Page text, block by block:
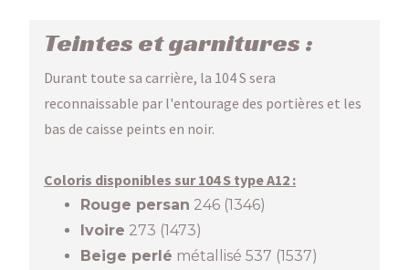
Teintes et garnitures :
Durant toute sa carrière, la 104 S sera
reconnaissable par l'entourage des portières et les
bas de caisse peints en noir.
Coloris disponibles sur 104 S type A12 :
Rouge persan 246 (1346)
Ivoire 273 (1473)
Beige perlé métallisé 537 (1537)